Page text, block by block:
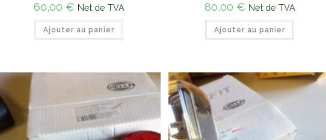
60,00 € Net de TVA
Ajouter au panier
80,00 € Net de TVA
Ajouter au panier